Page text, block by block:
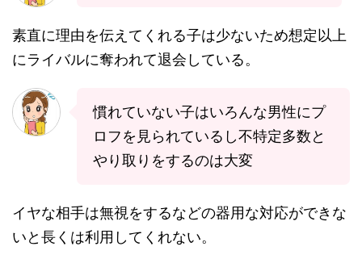
素直に理由を伝えてくれる子は少ないため想定以上
にライバルに奪われて退会している。
慣れていない子はいろんな男性にプ
ロフを見られているし不特定多数と
やり取りをするのは大変
イヤな相手は無視をするなどの器用な対応ができな
いと長くは利用してくれない。